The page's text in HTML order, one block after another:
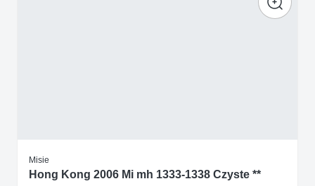
Misie
Hong Kong 2006 Mi mh 1333-1338 Czyste **